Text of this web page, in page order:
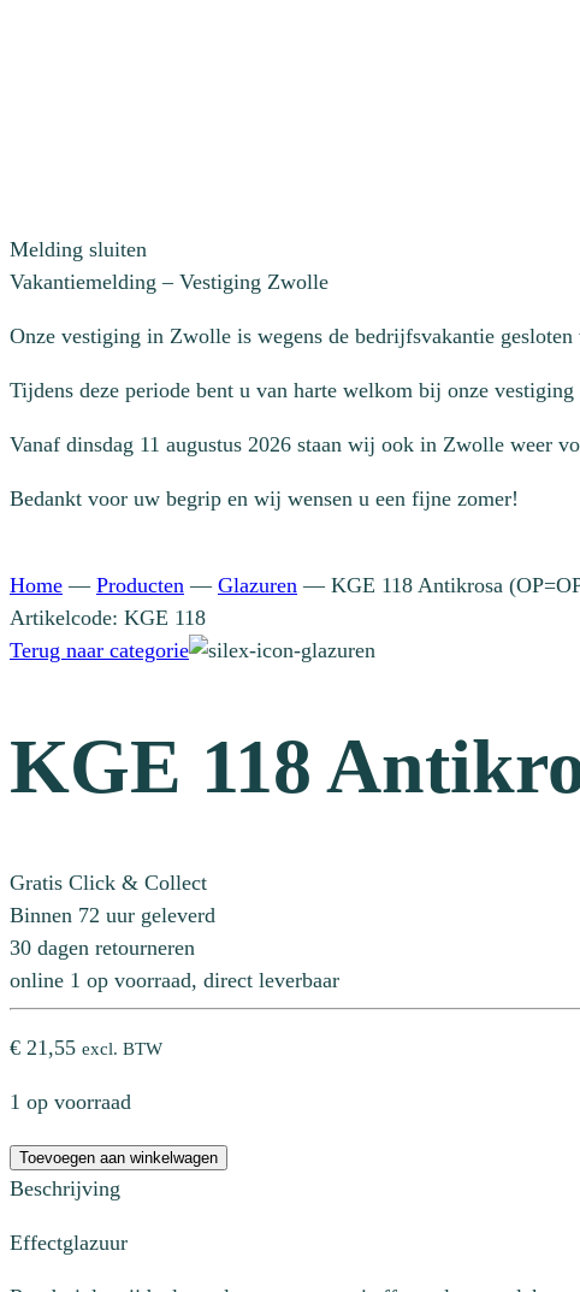
Melding sluiten
Vakantiemelding – Vestiging Zwolle
Onze vestiging in Zwolle is wegens de bedrijfsvakantie
Tijdens deze periode bent u van harte welkom bij onze
Vanaf dinsdag 11 augustus 2026 staan wij ook in Zwolle weer
Bedankt voor uw begrip en wij wensen u een fijne zomer!
Home — Producten — Glazuren — KGE 118 Antikrosa
Artikelcode: KGE 118
Terug naar categorie
KGE 118
Gratis Click & Collect
Binnen 72 uur geleverd
30 dagen retourneren
online 1 op voorraad, direct leverbaar
€ 21,55 excl. BTW
1 op voorraad
KGE
118
(OP=OP)
aantal
Toevoegen aan winkelwagen
Beschrijving
Effectglazuur